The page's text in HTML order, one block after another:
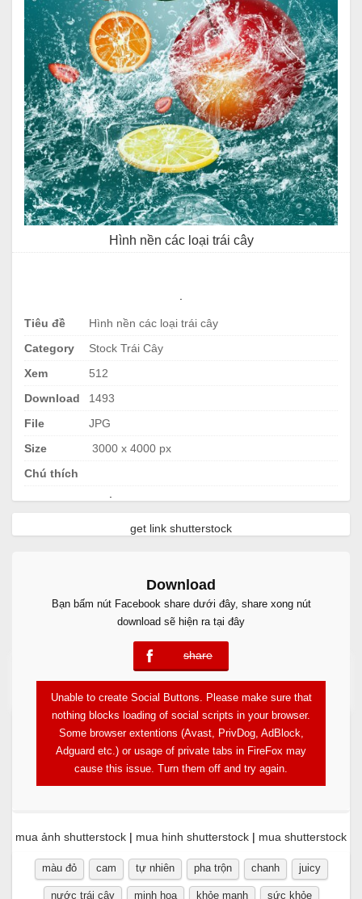
Hình nền các loại trái cây
Tiêu đề
Hình nền các loại trái cây
Category
Stock Trái Cây
Xem
512
Download
1493
File
JPG
Size
3000 x 4000 px
Chú thích
get link shutterstock
Free Download
Download
Bạn bấm nút Facebook share dưới đây, share xong nút
download sẽ hiện ra tại đây
share
error
Unable to create Social Buttons. Please make sure that
nothing blocks loading of social scripts in your browser.
Some browser extentions (Avast, PrivDog, AdBlock,
Adguard etc.) or usage of private tabs in FireFox may
cause this issue. Turn them off and try again.
mua ảnh shutterstock | mua hinh shutterstock | mua shutterstock
màu đỏ cam tự nhiên pha trộn chanh juicy
nước trái cây minh hoạ khỏe mạnh sức khỏe